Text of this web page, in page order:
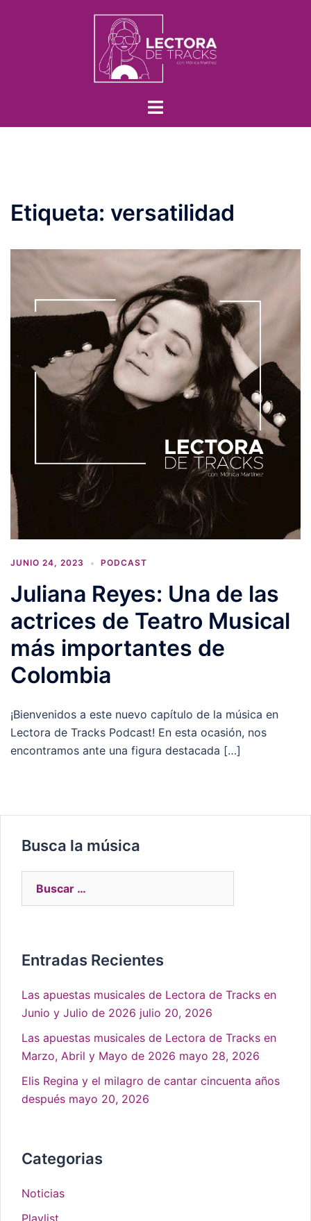
Etiqueta: versatilidad
JUNIO 24, 2023 PODCAST
Juliana Reyes: Una de las
actrices de Teatro Musical
más importantes de
Colombia
¡Bienvenidos a este nuevo capítulo de la música en
Lectora de Tracks Podcast! En esta ocasión, nos
encontramos ante una figura destacada […]
Busca la música
Entradas Recientes
Las apuestas musicales de Lectora de Tracks en
Junio y Julio de 2026 julio 20, 2026
Las apuestas musicales de Lectora de Tracks en
Marzo, Abril y Mayo de 2026 mayo 28, 2026
Elis Regina y el milagro de cantar cincuenta años
después mayo 20, 2026
Categorias
Noticias